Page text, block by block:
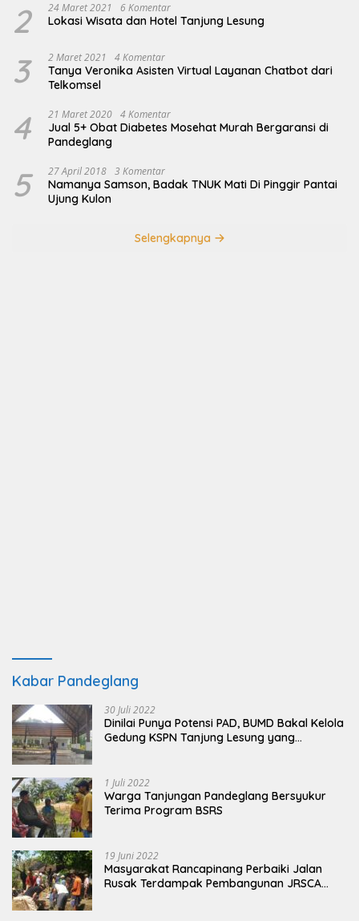
2 24 Maret 2021 6 Komentar
Lokasi Wisata dan Hotel Tanjung Lesung
3 2 Maret 2021 4 Komentar
Tanya Veronika Asisten Virtual Layanan Chatbot dari
Telkomsel
4 21 Maret 2020 4 Komentar
Jual 5+ Obat Diabetes Mosehat Murah Bergaransi di
Pandeglang
5 27 April 2018 3 Komentar
Namanya Samson, Badak TNUK Mati Di Pinggir Pantai
Ujung Kulon
Selengkapnya
Kabar Pandeglang
30 Juli 2022
Dinilai Punya Potensi PAD, BUMD Bakal Kelola
Gedung KSPN Tanjung Lesung yang
1 Juli 2022
Warga Tanjungan Pandeglang Bersyukur
Terima Program BSRS
19 Juni 2022
Masyarakat Rancapinang Perbaiki Jalan
Rusak Terdampak Pembangunan JRSCA